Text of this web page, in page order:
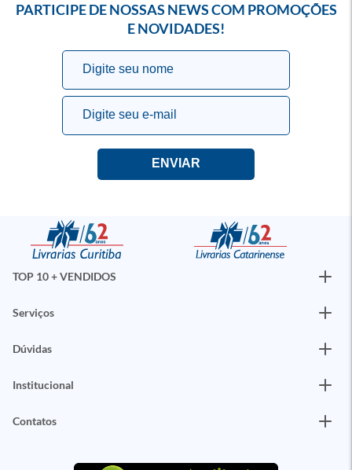
PARTICIPE DE NOSSAS NEWS COM PROMOÇÕES
E NOVIDADES!
TOP 10 + VENDIDOS
Serviços
Dúvidas
Institucional
Contatos